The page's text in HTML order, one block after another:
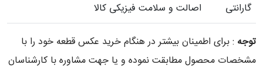
گارانتی
اصالت و سلامت فیزیکی کالا
توجه : برای اطمینان بیشتر در هنگام خرید عکس قطعه خود را با
مشخصات محصول مطابقت نموده و یا جهت مشاوره با کارشناسان